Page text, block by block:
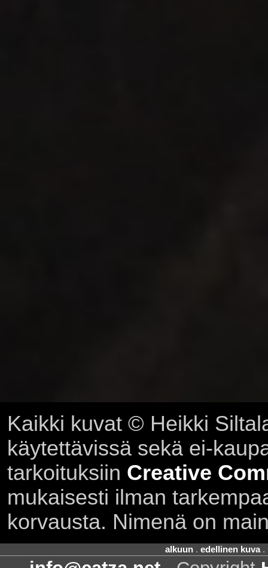
Kaikki kuvat © Heikki
käytettävissä sekä ei-
tarkoituksiin Creative
mukaisesti ilman
korvausta. Nimenä on
alkuun. edellinen kuva.